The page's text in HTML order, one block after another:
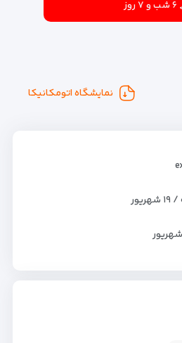
۶ شب و ۷ روز
نمایشگاه اتومکانیکا